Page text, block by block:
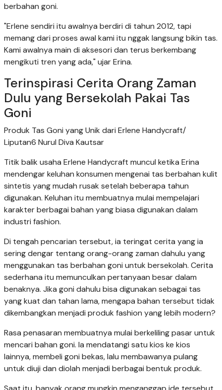
berbahan goni.
"Erlene sendiri itu awalnya berdiri di tahun 2012, tapi
memang dari proses awal kami itu nggak langsung bikin tas.
Kami awalnya main di aksesori dan terus berkembang
mengikuti tren yang ada," ujar Erina.
Terinspirasi Cerita Orang Zaman
Dulu yang Bersekolah Pakai Tas
Goni
Produk Tas Goni yang Unik dari Erlene Handycraft/
Liputan6 Nurul Diva Kautsar
Titik balik usaha Erlene Handycraft muncul ketika Erina
mendengar keluhan konsumen mengenai tas berbahan kulit
sintetis yang mudah rusak setelah beberapa tahun
digunakan. Keluhan itu membuatnya mulai mempelajari
karakter berbagai bahan yang biasa digunakan dalam
industri fashion.
Di tengah pencarian tersebut, ia teringat cerita yang ia
sering dengar tentang orang-orang zaman dahulu yang
menggunakan tas berbahan goni untuk bersekolah. Cerita
sederhana itu memunculkan pertanyaan besar dalam
benaknya. Jika goni dahulu bisa digunakan sebagai tas
yang kuat dan tahan lama, mengapa bahan tersebut tidak
dikembangkan menjadi produk fashion yang lebih modern?
Rasa penasaran membuatnya mulai berkeliling pasar untuk
mencari bahan goni. Ia mendatangi satu kios ke kios
lainnya, membeli goni bekas, lalu membawanya pulang
untuk diuji dan diolah menjadi berbagai bentuk produk.